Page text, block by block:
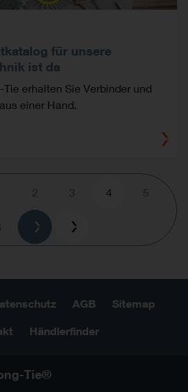
für unsere
ist da
erhalten Sie Verbinder und
einer Hand.
Page
2 Page
3
Current
4 Page
5
AGB Sitemap
Händlerfinder
Tie®